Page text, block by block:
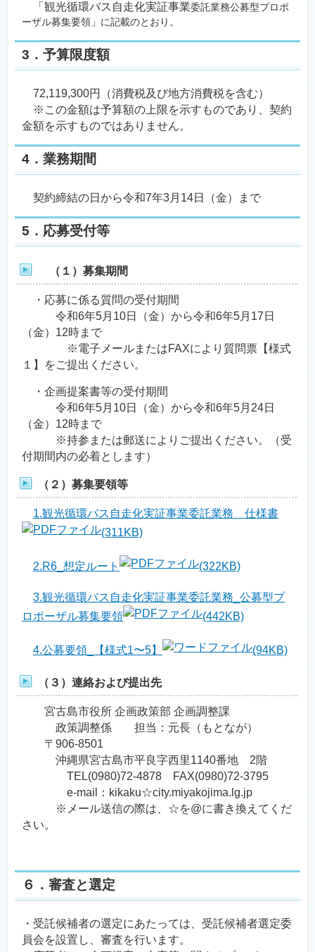
「観光循環バス自走化実証事業委託業務公募型プロポ
ーザル募集要領」に記載のとおり。
3．予算限度額
72,119,300円（消費税及び地方消費税を含む）
※この金額は予算額の上限を示すものであり、契約
金額を示すものではありません。
4．業務期間
契約締結の日から令和7年3月14日（金）まで
5．応募受付等
（１）募集期間
・応募に係る質問の受付期間
令和6年5月10日（金）から令和6年5月17日
（金）12時まで
※電子メールまたはFAXにより質問票【様式
１】をご提出ください。
・企画提案書等の受付期間
令和6年5月10日（金）から令和6年5月24日
（金）12時まで
※持参または郵送によりご提出ください。（受
付期間内の必着とします）
（２）募集要領等
1.観光循環バス自走化実証事業委託業務＿仕様書
(311KB)
2.R6_想定ルート (322KB)
3.観光循環バス自走化実証事業委託業務_公募型プ
ロポーザル募集要領
(442KB)
4.公募要領_【様式1〜5】 (94KB)
（３）連絡および提出先
宮古島市役所 企画政策部 企画調整課
政策調整係 担当：元長（もとなが）
〒906-8501
沖縄県宮古島市平良字西里1140番地 2階
TEL(0980)72-4878 FAX(0980)72-3795
e-mail：kikaku☆city.miyakojima.lg.jp
※メール送信の際は、☆を@に書き換えてくだ
さい。
６．審査と選定
・受託候補者の選定にあたっては、受託候補者選定委
員会を設置し、審査を行います。